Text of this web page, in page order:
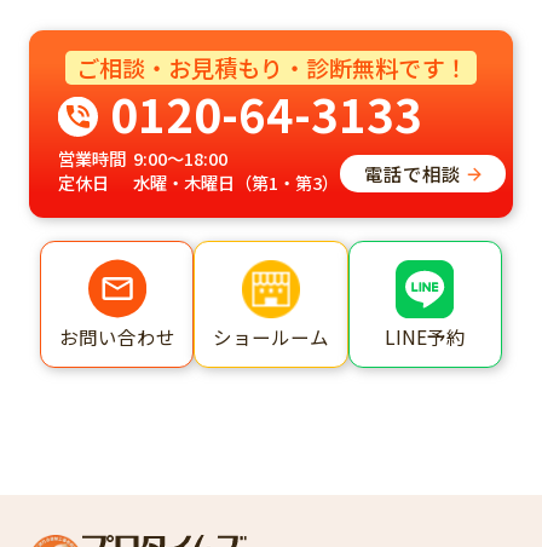
ご相談・お見積もり・診断無料です！
0120-64-3133
営業時間 9:00～18:00
定休日
水曜・木曜日（第1・第3） 電話で相談
お問い合わせ ショールーム LINE予約